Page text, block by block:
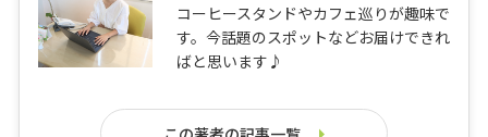
コーヒースタンドやカフェ巡りが趣味で
す。今話題のスポットなどお届けできれ
ばと思います♪